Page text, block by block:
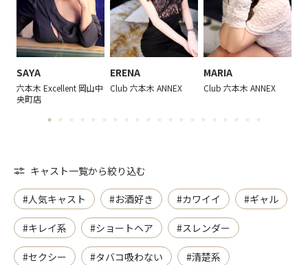
SAYA
六本木 Excellent 岡山中
央町店
ERENA
Club 六本木 ANNEX
MARIA
Club 六本木 ANNEX
キャスト一覧から絞り込む
#人気キャスト #お酒好き #カワイイ #ギャル
#キレイ系 #ショートヘア #スレンダー
#セクシー #タバコ吸わない #清楚系